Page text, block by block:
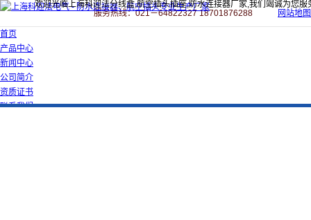
欢迎光临上海科迎法分线盒,航空插头插座,防水连接器厂家,我们竭诚为您服
服务热线：021－64822327 18701876288
网站地图
首页
产品中心
新闻中心
公司简介
资质证书
联系我们